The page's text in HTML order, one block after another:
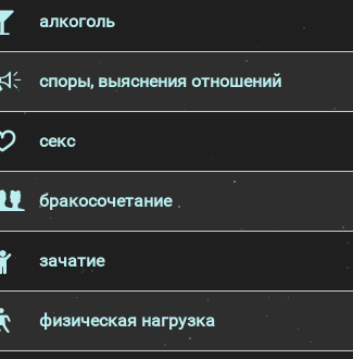
алкоголь
споры, выяснения отношений
секс
бракосочетание
зачатие
физическая нагрузка